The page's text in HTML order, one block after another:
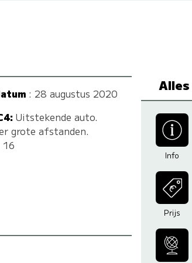
: 28 augustus 2020
Uitstekende auto.
grote afstanden.
16
Info
Prijs